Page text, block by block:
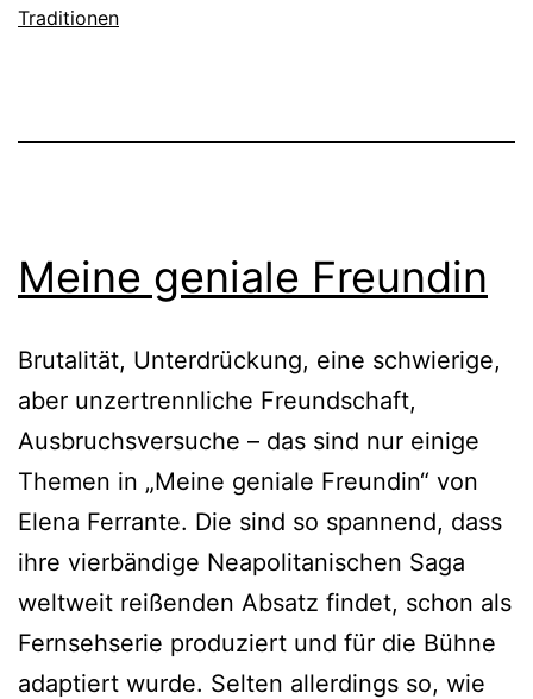
Traditionen
Meine geniale Freundin
Brutalität, Unterdrückung, eine schwierige,
aber unzertrennliche Freundschaft,
Ausbruchsversuche – das sind nur einige
Themen in „Meine geniale Freundin“ von
Elena Ferrante. Die sind so spannend, dass
ihre vierbändige Neapolitanischen Saga
weltweit reißenden Absatz findet, schon als
Fernsehserie produziert und für die Bühne
adaptiert wurde. Selten allerdings so, wie